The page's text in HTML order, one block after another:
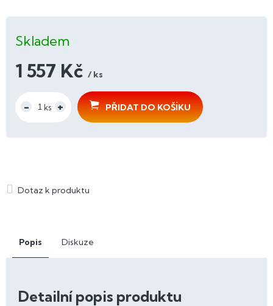
Skladem
1 557 Kč / ks
cena:
PŘIDAT DO KOŠÍKU
Popis Diskuze
Detailní popis produktu